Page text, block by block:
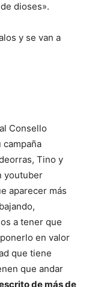
dioses».
y se van a
Consello
campaña
Tino y
youtuber
aparecer más
a tener que
en valor
que tiene
que andar
de más de